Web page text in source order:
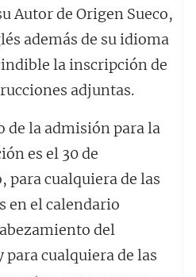
Autor de Origen Sueco,
además de su idioma
la inscripción de
adjuntas.
de la admisión para la
es el 30 de
cualquiera de las
en el calendario
del
cualquiera de las